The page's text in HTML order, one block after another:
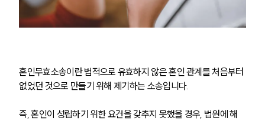
혼인무효소송이란 법적으로 유효하지 않은 혼인 관계를 처음부터
없었던 것으로 만들기 위해 제기하는 소송입니다.
즉, 혼인이 성립하기 위한 요건을 갖추지 못했을 경우, 법원에 해